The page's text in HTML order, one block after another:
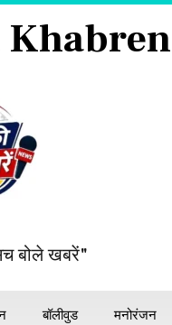
Khabren
बोले खबरें"
बॉलीवुड मनोरंजन